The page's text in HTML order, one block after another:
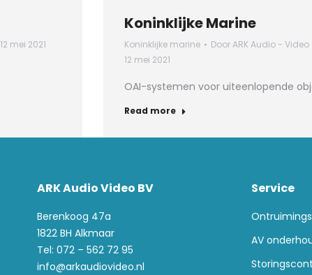
12 mei 2021
Koninklijke Marine
Koninklijke marine DoorARK Audio - Video
12 mei 2021
OAI-systemen voor uiteenlopende
Read more
ARK Audio Video BV
Berenkoog 47a
1822 BH Alkmaar
Tel: 072 – 562 72 95
info@arkaudiovideo.nl
Service
AV